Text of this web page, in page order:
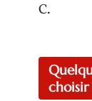
C.
choisir